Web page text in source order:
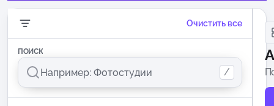
Очистить все
ПОИСК
/